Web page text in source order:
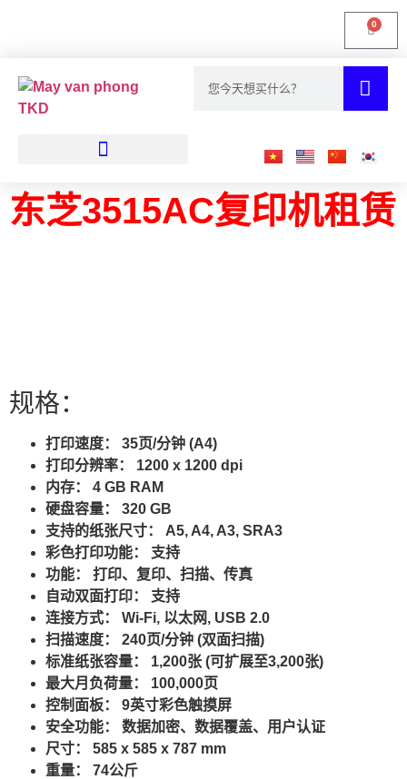
0
东芝3515AC复印机租赁
规格：
打印速度：
35页/分钟 (A4)
打印分辨率：
1200 x 1200 dpi
内存：
4 GB RAM
硬盘容量：
320 GB
支持的纸张尺寸：
A5, A4, A3, SRA3
彩色打印功能：
支持
功能：
打印、复印、扫描、传真
自动双面打印：
支持
连接方式：
Wi-Fi, 以太网, USB 2.0
扫描速度：
240页/分钟 (双面扫描)
标准纸张容量：
1,200张 (可扩展至3,200张)
最大月负荷量：
100,000页
控制面板：
9英寸彩色触摸屏
安全功能：
数据加密、数据覆盖、用户认证
尺寸：
585 x 585 x 787 mm
重量：
74公斤